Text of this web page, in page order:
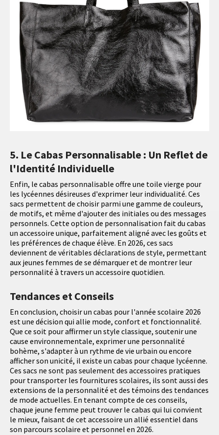
5. Le Cabas Personnalisable : Un Reflet de
l'Identité Individuelle
Enfin, le cabas personnalisable offre une toile vierge pour
les lycéennes désireuses d'exprimer leur individualité. Ces
sacs permettent de choisir parmi une gamme de couleurs,
de motifs, et même d'ajouter des initiales ou des messages
personnels. Cette option de personnalisation fait du cabas
un accessoire unique, parfaitement aligné avec les goûts et
les préférences de chaque élève. En 2026, ces sacs
deviennent de véritables déclarations de style, permettant
aux jeunes femmes de se démarquer et de montrer leur
personnalité à travers un accessoire quotidien.
Tendances et Conseils
En conclusion, choisir un cabas pour l'année scolaire 2026
est une décision qui allie mode, confort et fonctionnalité.
Que ce soit pour affirmer un style classique, soutenir une
cause environnementale, exprimer une personnalité
bohème, s'adapter à un rythme de vie urbain ou encore
afficher son unicité, il existe un cabas pour chaque lycéenne.
Ces sacs ne sont pas seulement des accessoires pratiques
pour transporter les fournitures scolaires, ils sont aussi des
extensions de la personnalité et des témoins des tendances
de mode actuelles. En tenant compte de ces conseils,
chaque jeune femme peut trouver le cabas qui lui convient
le mieux, faisant de cet accessoire un allié essentiel dans
son parcours scolaire et personnel en 2026.